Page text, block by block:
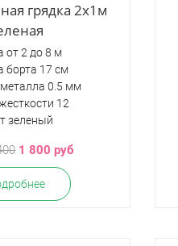
грядка 2х1м
от 2 до 8 м
борта 17 см
0.5 мм
12
зеленый
1 800 руб